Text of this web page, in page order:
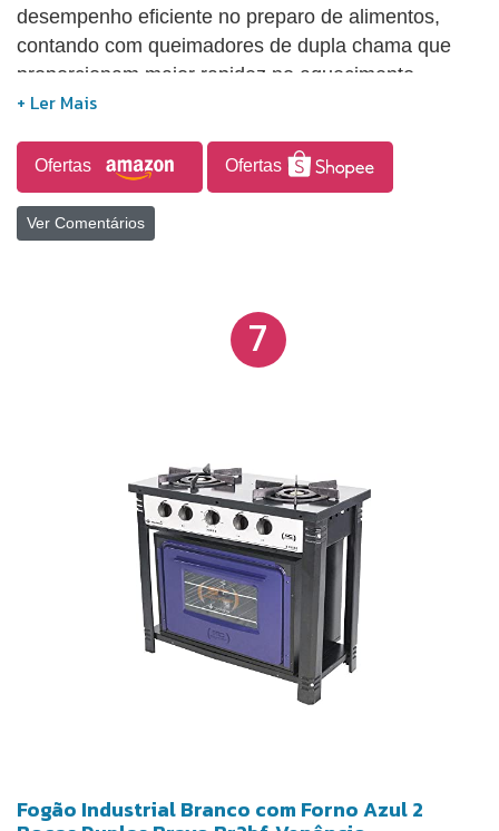
desempenho eficiente no preparo de alimentos,
contando com queimadores de dupla chama que
proporcionam maior rapidez no aquecimento.
Possui grades em ferro fundido com seis pontos de
durante o uso. Seu forno apresenta capacidade
aproximada de 107 litros, permitindo o preparo de
diferentes receitas com maior praticidade, além de
contar com duas prateleiras deslizantes que
limpeza do ambiente, e estrutura reforçada que
favorece durabilidade e uso contínuo.
Ofertas Ofertas
Ver Comentários
7
Fogão Industrial Branco com Forno Azul 2